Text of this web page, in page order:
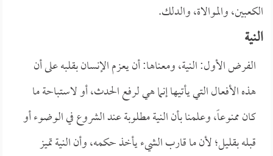
الكعبين، والموالاة، والدلك.
النية
الفرض الأول: النية، ومعناها: أن يعزم الإنسان بقلبه على أن
هذه الأفعال التي يأتيها إنما هي لرفع الحدث، أو لاستباحة ما
كان ممنوعاً، وعلمنا بأن النية مطلوبة عند الشروع في الوضوء أو
قبله بقليل؛ لأن ما قارب الشيء يأخذ حكمه، وأن النية تميز